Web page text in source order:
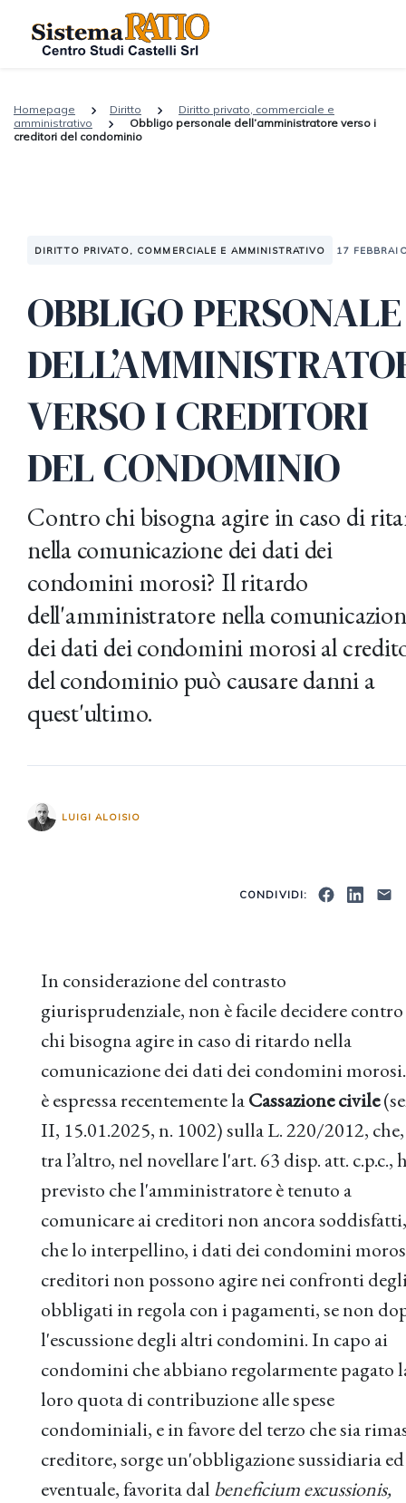
Homepage Diritto
Diritto privato, commerciale e
amministrativo
Obbligo personale dell’amministratore verso i
creditori del condominio
DIRITTO PRIVATO, COMMERCIALE E AMMINISTRATIVO 17
OBBLIGO PERSONALE
VERSO I CREDITORI
DEL CONDOMINIO
Contro chi bisogna agire in caso di
nella comunicazione dei dati dei
condomini morosi? Il ritardo
dell'amministratore nella
dei dati dei condomini morosi al
del condominio può causare danni a
quest'ultimo.
LUIGI ALOISIO
CONDIVIDI:
In considerazione del contrasto
giurisprudenziale, non è facile decidere contro
chi bisogna agire in caso di ritardo nella
comunicazione dei dati dei condomini
è espressa recentemente laCassazione civile
II, 15.01.2025, n. 1002) sulla L. 220/2012, che,
tra l’altro, nel novellare l'art. 63 disp. att. c.p.c.,
previsto che l'amministratore è tenuto a
comunicare ai creditori non ancora soddisfatti,
che lo interpellino, i dati dei condomini
creditori non possono agire nei confronti
obbligati in regola con i pagamenti, se non
l'escussione degli altri condomini. In capo ai
condomini che abbiano regolarmente pagato
loro quota di contribuzione alle spese
condominiali, e in favore del terzo che sia
creditore, sorge un'obbligazione sussidiaria ed
eventuale, favorita dal beneficium excussionis,